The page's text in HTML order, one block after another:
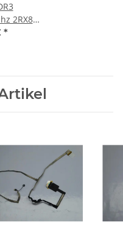
2RX8
RAM
*